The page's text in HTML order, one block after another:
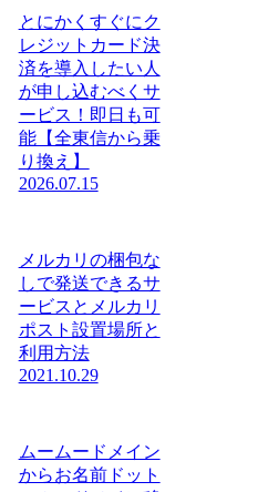
とにかくすぐにク
レジットカード決
済を導入したい人
が申し込むべくサ
ービス！即日も可
能【全東信から乗
り換え】
2026.07.15
メルカリの梱包な
しで発送できるサ
ービスとメルカリ
ポスト設置場所と
利用方法
2021.10.29
ムームードメイン
からお名前ドット